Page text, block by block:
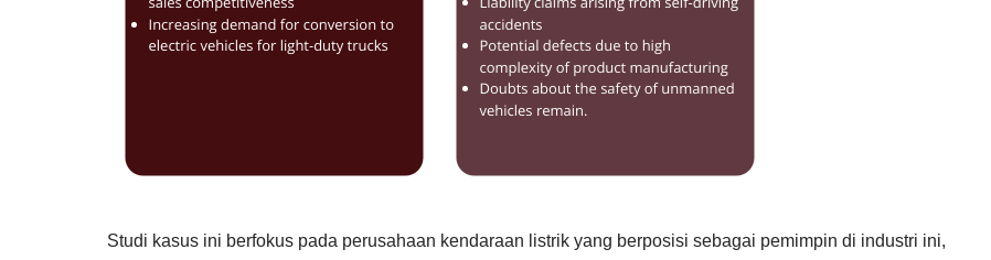
Studi kasus ini berfokus pada perusahaan kendaraan listrik yang berposisi sebagai pemimpin di industri ini,